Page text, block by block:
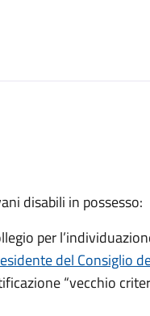
disabili in possesso:
per
del Consiglio
“vecchio